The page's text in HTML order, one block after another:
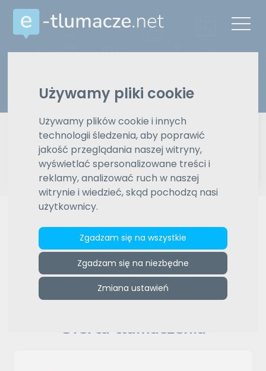
Używamy pliki cookie
Używamy plików cookie i innych
technologii śledzenia, aby poprawić
jakość przeglądania naszej witryny,
wyświetlać spersonalizowane treści i
reklamy, analizować ruch w naszej
witrynie i wiedzieć, skąd pochodzą nasi
użytkownicy.
Zgadzam się na wszystkie
Zgadzam się na niezbędne
Zmiana ustawień
Pisemne czy ustne
Znajdź tłumacza
Wyszukiwanie zaawansowane
ZAMÓW REKLAMĘ W TYM MIEJSCU
Anna Derda>Oferta tłumaczenia -
polski–szwedzki
Oferta tłumaczenia